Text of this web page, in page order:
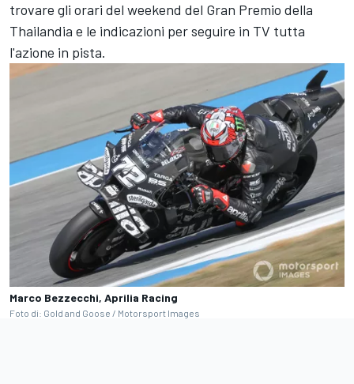
trovare gli orari del weekend del Gran Premio della
Thailandia e le indicazioni per seguire in TV tutta
l'azione in pista.
Marco Bezzecchi, Aprilia Racing
Foto di: Gold and Goose / Motorsport Images